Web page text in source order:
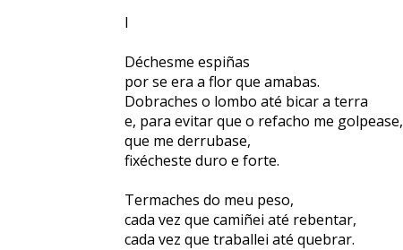
I
Déchesme espiñas
por se era a flor que amabas.
Dobraches o lombo até bicar a terra
e, para evitar que o refacho me golpease,
que me derrubase,
fixécheste duro e forte.
Termaches do meu peso,
cada vez que camiñei até rebentar,
cada vez que traballei até quebrar.